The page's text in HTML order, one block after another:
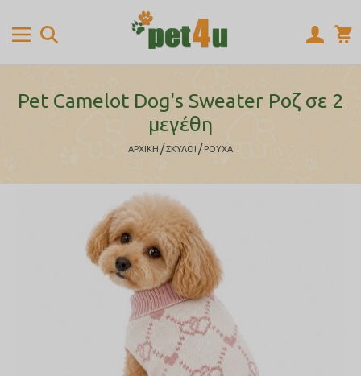
Pet Camelot Dog's Sweater Ροζ σε 2
μεγέθη
ΑΡΧΙΚΉ /ΣΚΥΛΟΙ / ΡΟΥΧΑ